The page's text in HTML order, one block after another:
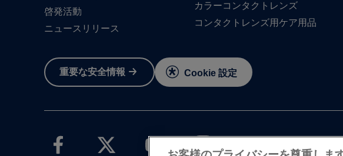
啓発活動
ニュースリリース
カラーコンタクトレンズ
コンタクトレンズ用ケア用品
重要な​安全情報 Cookie 設定